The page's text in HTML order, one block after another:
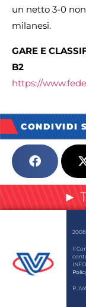
un netto 3-0
milanesi.
GARE E
B2
https://
CONDIVIDI
►
Il
P.